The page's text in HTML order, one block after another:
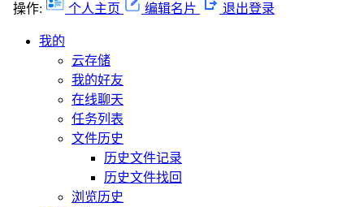
操作: 个人主页 编辑名片 退出登录
我的
云存储
我的好友
在线聊天
任务列表
文件历史
历史文件记录
历史文件找回
浏览历史